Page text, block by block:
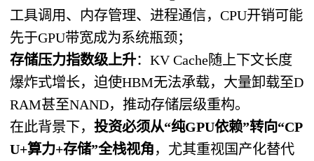
工具调用、内存管理、进程通信，CPU开销可能
先于GPU带宽成为系统瓶颈；
存储压力指数级上升：KV Cache随上下文长度
爆炸式增长，迫使HBM无法承载，大量卸载至D
RAM甚至NAND，推动存储层级重构。
在此背景下，投资必须从“纯GPU依赖”转向“CP
U+算力+存储”全栈视角，尤其重视国产化替代